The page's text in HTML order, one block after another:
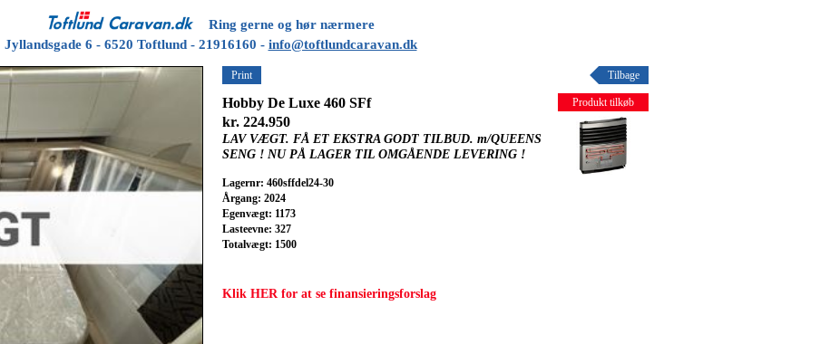
Ring gerne og hør nærmere
Jyllandsgade 6 - 6520 Toftlund - 21916160 - info@toftlundcaravan.dk
Hobby De Luxe 460 SFf
kr. 224.950
LAV VÆGT. FÅ ET EKSTRA GODT TILBUD. m/QUEENS
SENG ! NU PÅ LAGER TIL OMGÅENDE LEVERING !
Lagernr: 460sffdel24-30
Årgang: 2024
Egenvægt: 1173
Lasteevne: 327
Totalvægt: 1500
Produkt tilkøb
Klik HER for at se finansieringsforslag
Tilbage
Print